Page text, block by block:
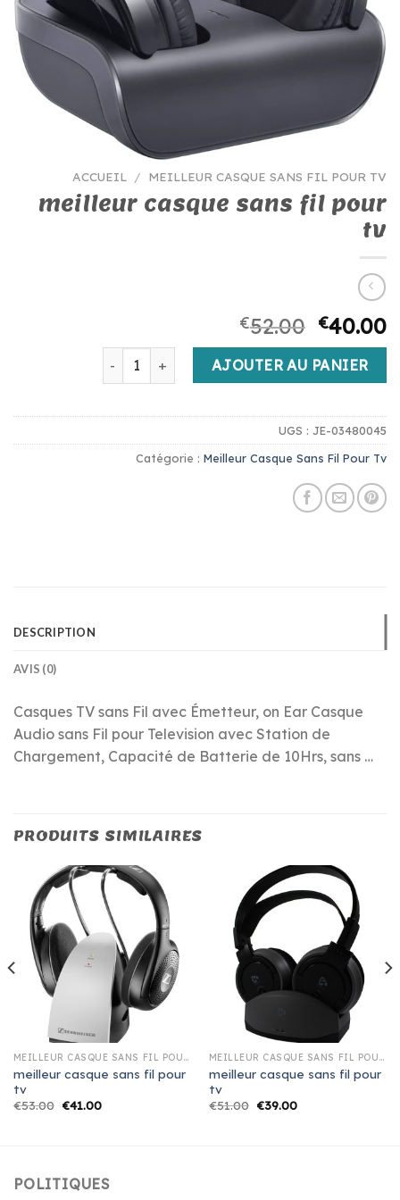
ACCUEIL / MEILLEUR CASQUE SANS FIL POUR TV
meilleur casque sans fil pour
tv
€52.00 €40.00
quantité de meilleur casque sans fil pour tv
AJOUTER AU PANIER
UGS : JE-03480045
Catégorie : Meilleur Casque Sans Fil Pour Tv
DESCRIPTION
AVIS (0)
Casques TV sans Fil avec Émetteur, on Ear Casque
Audio sans Fil pour Television avec Station de
Chargement, Capacité de Batterie de 10Hrs, sans …
PRODUITS SIMILAIRES
MEILLEUR CASQUE SANS FIL POUR TV
meilleur casque sans fil pour
tv
€53.00 €41.00
MEILLEUR CASQUE SANS FIL POUR TV
meilleur casque sans fil pour
tv
€51.00 €39.00
POLITIQUES